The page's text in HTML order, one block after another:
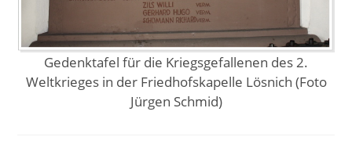
Gedenktafel für die Kriegsgefallenen des 2.
Weltkrieges in der Friedhofskapelle Lösnich (Foto
Jürgen Schmid)